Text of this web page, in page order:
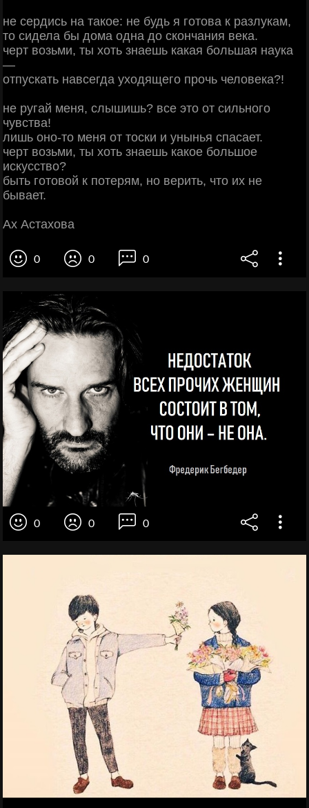
не сердись на такое: не будь я готова к разлукам,
то сидела бы дома одна до скончания века.
черт возьми, ты хоть знаешь какая большая наука
—
отпускать навсегда уходящего прочь человека?!
не ругай меня, слышишь? все это от сильного
чувства!
лишь оно-то меня от тоски и унынья спасает.
черт возьми, ты хоть знаешь какое большое
искусство?
быть готовой к потерям, но верить, что их не
бывает.
Ах Астахова
0 0 0
0 0 0